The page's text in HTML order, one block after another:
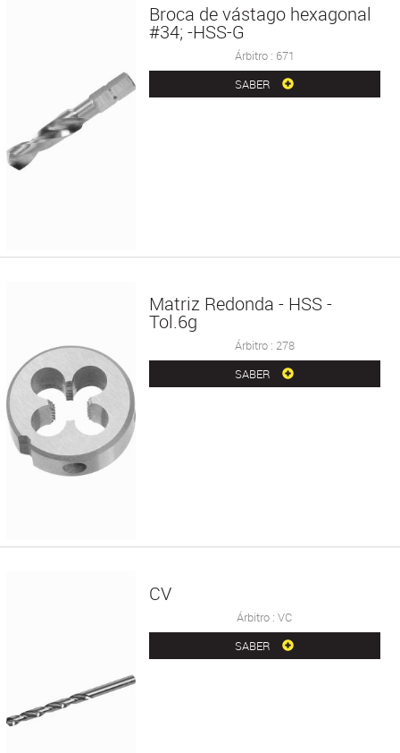
Broca de vástago hexagonal
#34; -HSS-G
Árbitro : 671
SABER
Matriz Redonda - HSS -
Tol.6g
Árbitro : 278
SABER
CV
Árbitro : VC
SABER